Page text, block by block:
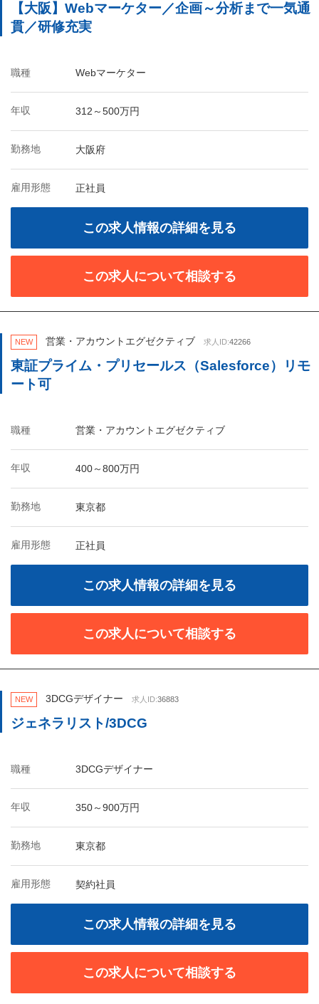
【大阪】Webマーケター／企画～分析まで一気通
貫／研修充実
職種 Webマーケター
年収 312～500万円
勤務地 大阪府
雇用形態 正社員
この求人情報の詳細を見る
この求人について相談する
NEW 営業・アカウントエグゼクティブ 求人ID:42266
東証プライム・プリセールス（Salesforce）リモ
ート可
職種 営業・アカウントエグゼクティブ
年収 400～800万円
勤務地 東京都
雇用形態 正社員
この求人情報の詳細を見る
この求人について相談する
NEW 3DCGデザイナー 求人ID:36883
ジェネラリスト/3DCG
職種 3DCGデザイナー
年収 350～900万円
勤務地 東京都
雇用形態 契約社員
この求人情報の詳細を見る
この求人について相談する